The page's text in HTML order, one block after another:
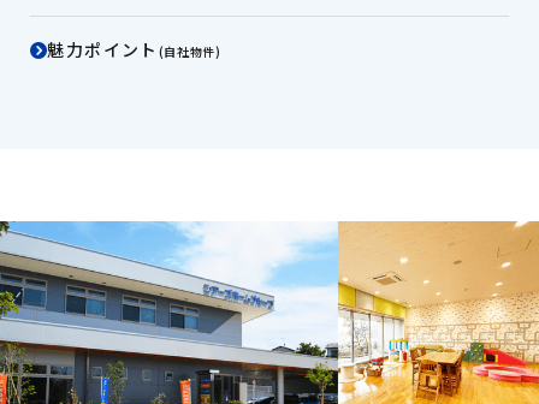
魅力ポイント (自社物件)